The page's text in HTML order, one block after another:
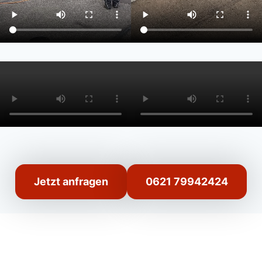
Jetzt anfragen 0621 79942424